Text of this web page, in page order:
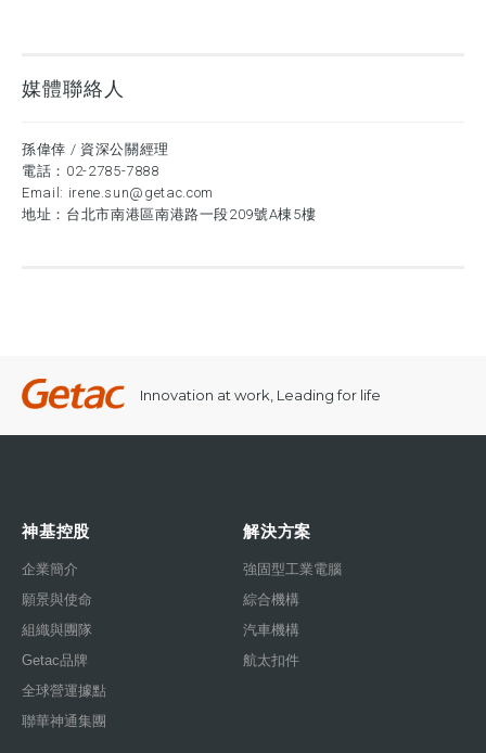
媒體聯絡人
孫偉倖 / 資深公關經理
電話： 02-2785-7888
Email: irene.sun@getac.com
地址：台北市南港區南港路一段209號A棟5樓
Innovation at work, Leading for life
神基控股
企業簡介
願景與使命
組織與團隊
Getac品牌
全球營運據點
聯華神通集團
解決方案
強固型工業電腦
綜合機構
汽車機構
航太扣件